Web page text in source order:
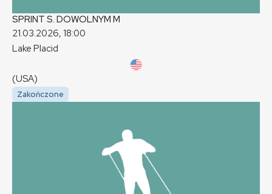
SPRINT S. DOWOLNYM M
21.03.2026, 18:00
Lake Placid
(USA)
Zakończone